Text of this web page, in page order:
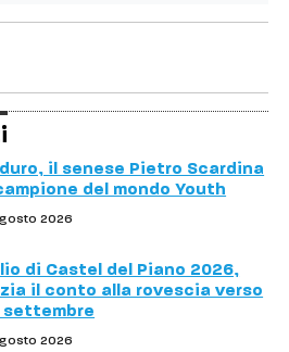
il senese Pietro Scardina
del mondo Youth
2026
di Castel del Piano 2026,
il conto alla rovescia verso
settembre
2026